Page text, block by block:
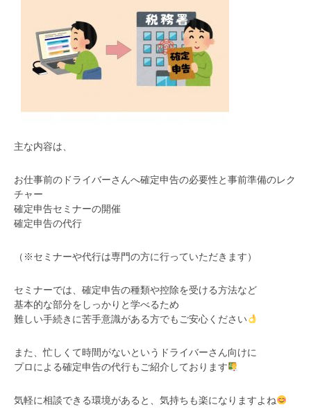
主な内容は、
お仕事前のドライバーさんへ確定申告の必要性と事前準備のレク
チャー
確定申告セミナーの開催
確定申告の代行
（※セミナーや代行は専門の方に行っていただきます）
セミナーでは、確定申告の種類や控除を受ける方法など
基本的な部分をしっかりと学べるため
難しい手続きに苦手意識がある方でもご安心ください
また、忙しくて時間がないというドライバーさん向けに
プロによる確定申告の代行もご紹介しております
気軽に相談できる環境があると、気持ちも楽になりますよね